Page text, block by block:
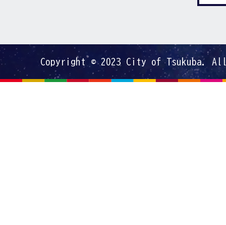
Copyright © 2023 City of Tsukuba.